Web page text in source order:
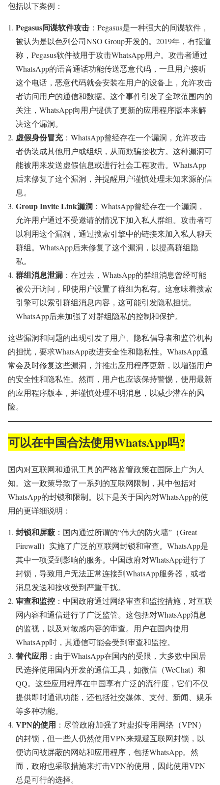
包括以下案例：
Pegasus间谍软件攻击 ：Pegasus是一种强大的间谍软件，
被认为是以色列公司NSO Group开发的。2019年，有报道
称，Pegasus软件被用于攻击WhatsApp用户。攻击者通过
WhatsApp的语音通话功能传送恶意代码，一旦用户接听
这个电话，恶意代码就会安装在用户的设备上，允许攻击
者访问用户的通信和数据。这个事件引发了全球范围内的
关注，WhatsApp向用户提供了更新的应用程序版本来解
决这个漏洞。
虚假身份冒充：WhatsApp曾经存在一个漏洞，允许攻击
者伪装成其他用户或组织，从而欺骗接收方。这种漏洞可
能被用来发送虚假信息或进行社会工程攻击。WhatsApp
后来修复了这个漏洞，并提醒用户谨慎处理未知来源的信
息。
Group Invite Link漏洞 ：WhatsApp曾经存在一个漏洞，
允许用户通过不受邀请的情况下加入私人群组。攻击者可
以利用这个漏洞，通过搜索引擎中的链接来加入私人聊天
群组。WhatsApp后来修复了这个漏洞，以提高群组隐
私。
群组消息泄漏 ：在过去，WhatsApp的群组消息曾经可能
被公开访问，即使用户设置了群组为私有。这意味着搜索
引擎可以索引群组消息内容，这可能引发隐私担忧。
WhatsApp后来加强了对群组隐私的控制和保护。
这些漏洞和问题的出现引发了用户、隐私倡导者和监管机构
的担忧，要求WhatsApp改进安全性和隐私性。WhatsApp通
常会及时修复这些漏洞，并推出应用程序更新，以增强用户
的安全性和隐私性。然而，用户也应该保持警惕，使用最新
的应用程序版本，并谨慎处理不明消息，以减少潜在的风
险。
可以在中国合法使用WhatsApp吗?
国內对互联网和通讯工具的严格监管政策在国际上广为人
知。这一政策导致了一系列的互联网限制，其中包括对
WhatsApp的封锁和限制。以下是关于国內对WhatsApp的使
用的更详细说明：
封锁和屏蔽 ：国內通过所谓的“伟大的防火墙”（Great
Firewall）实施了广泛的互联网封锁和审查。WhatsApp是
其中一项受到影响的服务。中国政府对WhatsApp进行了
封锁，导致用户无法正常连接到WhatsApp服务器，或者
消息发送和接收受到严重干扰。
审查和监控 ：中国政府通过网络审查和监控措施，对互联
网内容和通信进行了广泛监管。这包括对WhatsApp消息
的监视，以及对敏感内容的审查。用户在国內使用
WhatsApp时，其通信可能会受到审查和监控。
替代应用 ：由于WhatsApp在国內的受限，大多数中国居
民选择使用国内开发的通信工具，如微信（WeChat）和
QQ。这些应用程序在中国享有广泛的流行度，它们不仅
提供即时通讯功能，还包括社交媒体、支付、新闻、娱乐
等多种功能。
VPN的使用 ：尽管政府加强了对虚拟专用网络（VPN）
的封锁，但一些人仍然使用VPN来规避互联网封锁，以
便访问被屏蔽的网站和应用程序，包括WhatsApp。然
而，政府也采取措施来打击VPN的使用，因此使用VPN
总是可行的选择。